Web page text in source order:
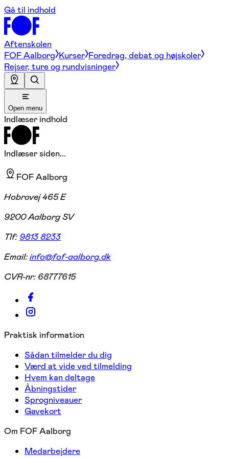
Gå til indhold
Aftenskolen
FOF Aalborg Kurser Foredrag, debat og højskoler
Rejser, ture og rundvisninger
Open menu
Indlæser indhold
Indlæser siden...
FOF Aalborg
Hobrovej 465 E
9200 Aalborg SV
Tlf:9813 8233
Email:info@fof-aalborg.dk
CVR-nr: 68777615
Praktisk information
Sådan tilmelder du dig
Værd at vide ved tilmelding
Hvem kan deltage
Åbningstider
Sprogniveauer
Gavekort
Om FOF Aalborg
Medarbejdere